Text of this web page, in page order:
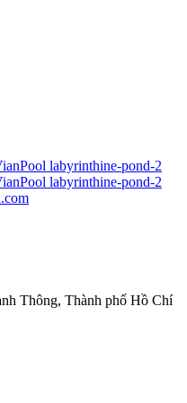
Thông, Thành phố Hồ Chí